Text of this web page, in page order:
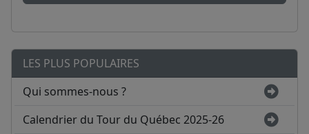
LES PLUS POPULAIRES
Qui sommes-nous ?
Calendrier du Tour du Québec 2025-26